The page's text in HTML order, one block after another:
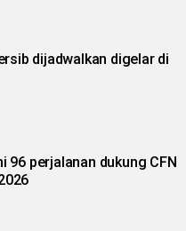
dijadwalkan digelar di
96 perjalanan dukung CFN